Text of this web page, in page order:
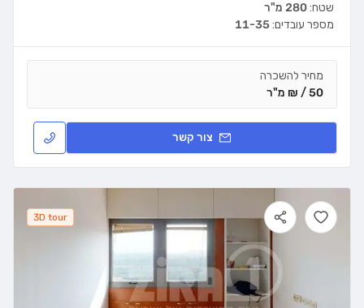
שטח:280 מ"ר
מספר עובדים:11-35
מחיר להשכרה
50 / ₪ מ"ר
צור קשר
3D tour